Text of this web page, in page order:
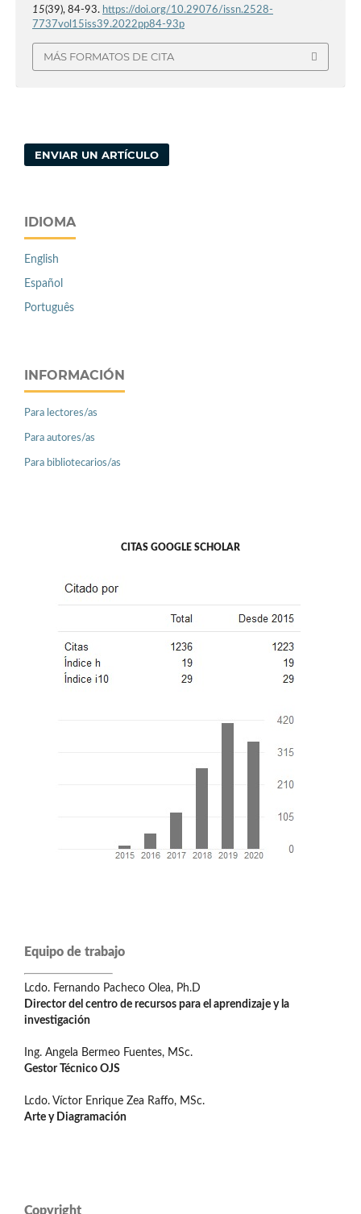
15(39), 84-93. https://doi.org/10.29076/issn.2528-
7737vol15iss39.2022pp84-93p
MÁS FORMATOS DE CITA
ENVIAR UN ARTÍCULO
IDIOMA
English
Español
Português
INFORMACIÓN
Para lectores/as
Para autores/as
Para bibliotecarios/as
CITAS GOOGLE SCHOLAR
Equipo de trabajo
Lcdo. Fernando Pacheco Olea, Ph.D
Director del centro de recursos para el aprendizaje y la
investigación
Ing. Angela Bermeo Fuentes, MSc.
Gestor Técnico OJS
Lcdo. Víctor Enrique Zea Raffo, MSc.
Arte y Diagramación
Copyright